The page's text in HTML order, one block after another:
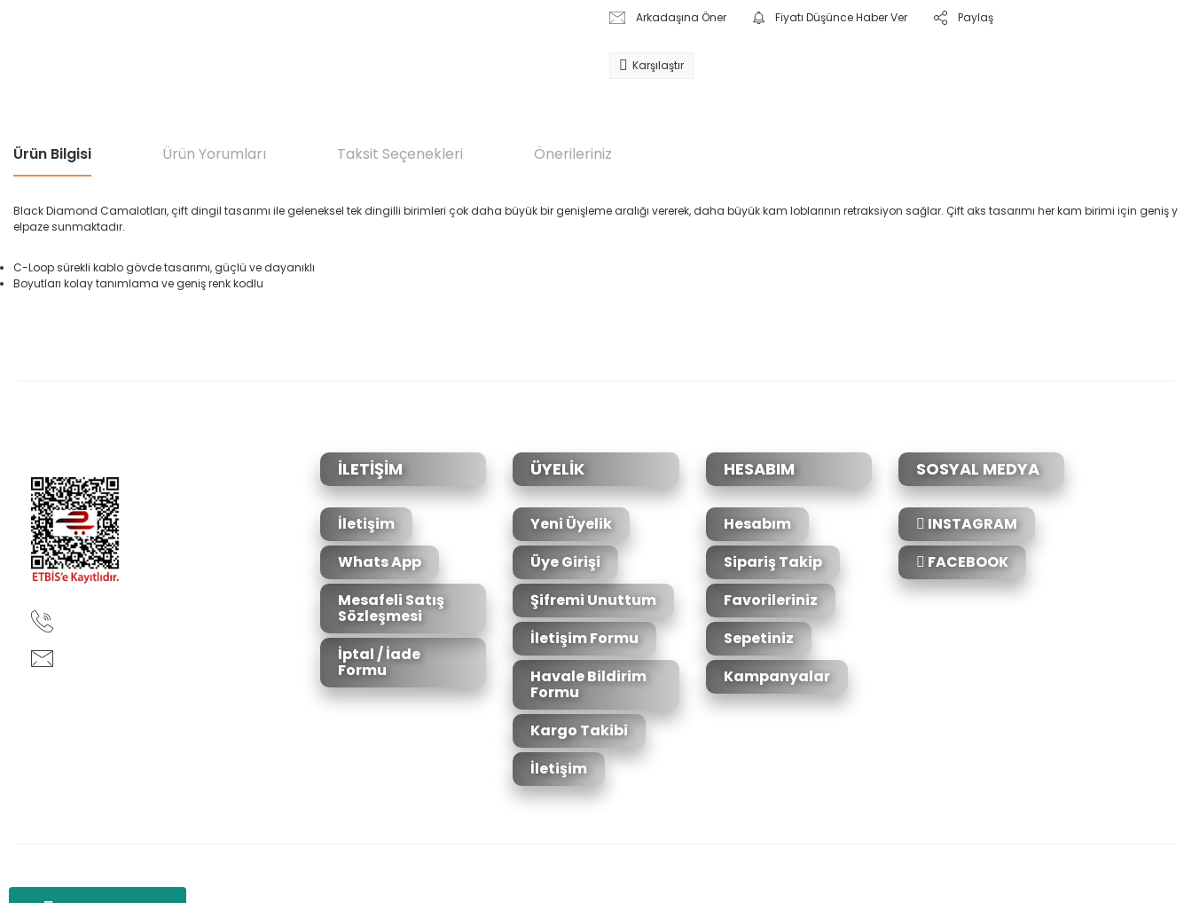
Arkadaşına Öner Fiyatı Düşünce Haber Ver Paylaş
Karşılaştır
Ürün Bilgisi Ürün Yorumları Taksit Seçenekleri Önerileriniz
Black Diamond Camalotları, çift dingil tasarımı ile geleneksel tek dingilli birimleri çok daha büyük bir genişleme aralığı vererek, daha büyük kam loblarının retraksiyon sağlar. Çift aks tasarımı her kam birimi için geniş y
elpaze sunmaktadır.
C-Loop sürekli kablo gövde tasarımı, güçlü ve dayanıklı
Boyutları kolay tanımlama ve geniş renk kodlu
Ürün fiyatı diğer sitelerden daha pahalı.
Bu ürüne benzer farklı alternatifler olmalı.
İLETİŞİM
İletişim
Whats App
Mesafeli Satış
Sözleşmesi
İptal / İade
Formu
ÜYELİK
Yeni Üyelik
Üye Girişi
Şifremi Unuttum
İletişim Formu
Havale Bildirim
Formu
Kargo Takibi
İletişim
HESABIM
Hesabım
Sipariş Takip
Favorileriniz
Sepetiniz
Kampanyalar
SOSYAL MEDYA
INSTAGRAM
FACEBOOK